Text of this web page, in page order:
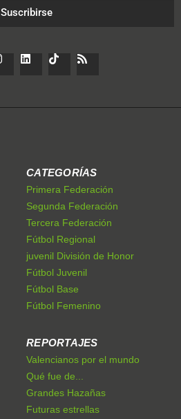
Suscribirse
CATEGORÍAS
Primera Federación
Segunda Federación
Tercera Federación
Fútbol Regional
juvenil División de Honor
Fútbol Juvenil
Fútbol Base
Fútbol Femenino
REPORTAJES
Valencianos por el mundo
Qué fue de...
Grandes Hazañas
Futuras estrellas